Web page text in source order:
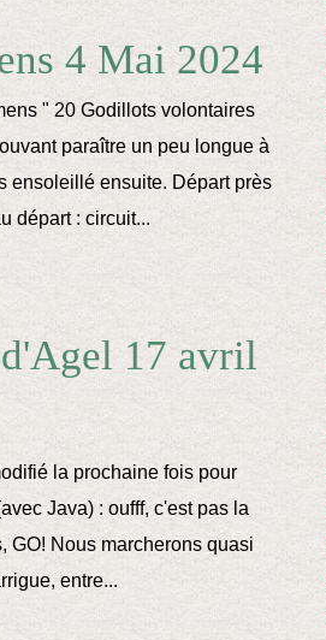
4 Mai 2024
" 20 Godillots volontaires
paraître un peu longue à
ensoleillé ensuite. Départ près
départ : circuit...
17 avril
la prochaine fois pour
Java) : oufff, c'est pas la
GO! Nous marcherons quasi
entre...